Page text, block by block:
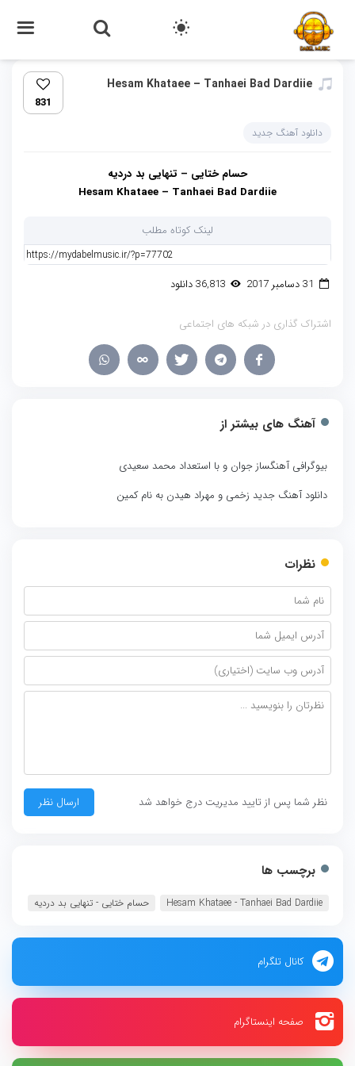
Hesam Khataee – Tanhaei Bad Dardiie
831
دانلود آهنگ جدید
حسام ختایی – تنهایی بد دردیه
Hesam Khataee – Tanhaei Bad Dardiie
لینک کوتاه مطلب
اشتراک گذاری در شبکه های اجتماعی
آهنگ های بیشتر از
بیوگرافی آهنگساز جوان و با استعداد محمد سعیدی
دانلود آهنگ جدید زخمی و مهراد هیدن به نام کمین
نظرات
نظر شما پس از تایید مدیریت درج خواهد شد
برچسب ها
Hesam Khataee - Tanhaei Bad Dardiie حسام ختایی - تنهایی بد دردیه
کانال تلگرام
صفحه اینستاگرام